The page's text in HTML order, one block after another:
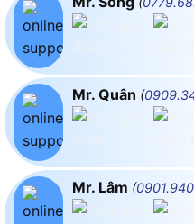
Mr. Quân (
Mr. Lâm (